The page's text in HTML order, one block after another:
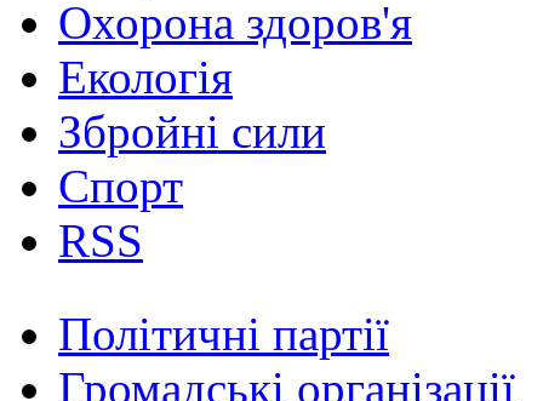
Охорона здоров'я
Екологія
Збройні сили
Спорт
RSS
Політичні партії
Громадські організації